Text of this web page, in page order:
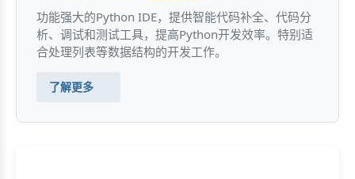
功能强大的Python IDE，提供智能代码补全、代码分
析、调试和测试工具，提高Python开发效率。特别适
合处理列表等数据结构的开发工作。
了解更多